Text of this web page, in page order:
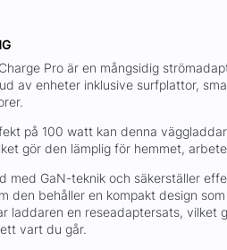
Pro är en mångsidig
av enheter inklusive surfplattor,
på 100 watt kan denna
gör den lämplig för hemmet,
med GaN-teknik och säkerställer
den behåller en kompakt design
laddaren en reseadaptersats, vilket
vart du går.